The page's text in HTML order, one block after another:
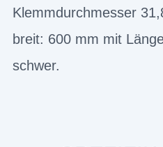
Klemmdurchmesser
breit: 600 mm mit
schwer.